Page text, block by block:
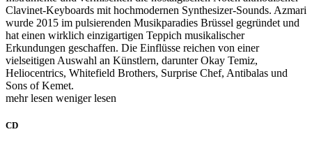
Clavinet-Keyboards mit hochmodernen Synthesizer-Sounds. Azmari
wurde 2015 im pulsierenden Musikparadies Brüssel gegründet und
hat einen wirklich einzigartigen Teppich musikalischer
Erkundungen geschaffen. Die Einflüsse reichen von einer
vielseitigen Auswahl an Künstlern, darunter Okay Temiz,
Heliocentrics, Whitefield Brothers, Surprise Chef, Antibalas und
Sons of Kemet.
mehr lesen weniger lesen
CD